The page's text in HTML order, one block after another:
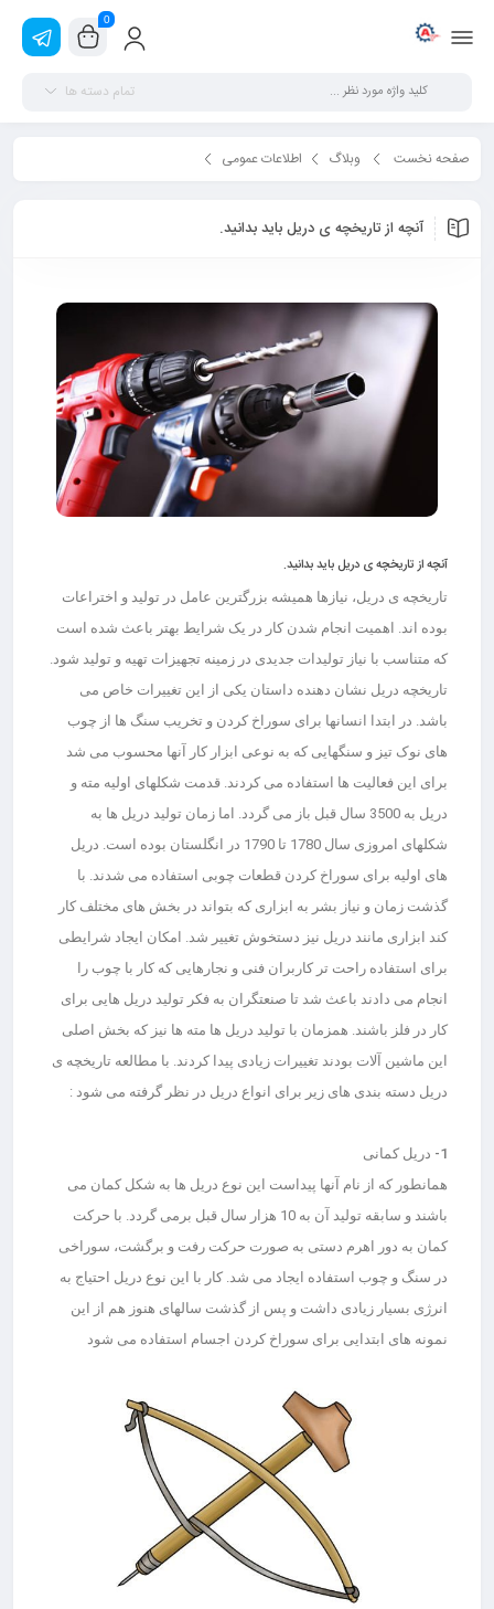
0
تمام دسته ها
صفحه نخست وبلاگ اطلاعات عمومی
آنچه از تاریخچه ی دریل باید بدانید.
آنچه از تاریخچه ی دریل باید بدانید.
تاریخچه ی دریل، نیازها همیشه بزرگترین عامل در تولید و اختراعات
بوده اند. اهمیت انجام شدن کار در یک شرایط بهتر باعث شده است
که متناسب با نیاز تولیدات جدیدی در زمینه تجهیزات تهیه و تولید شود.
تاریخچه دریل نشان دهنده داستان یکی از این تغییرات خاص می
باشد. در ابتدا انسانها برای سوراخ کردن و تخریب سنگ ها از چوب
های نوک تیز و سنگهایی که به نوعی ابزار کار آنها محسوب می شد
برای این فعالیت ها استفاده می کردند. قدمت شکلهای اولیه مته و
دریل به 3500 سال قبل باز می گردد. اما زمان تولید دریل ها به
شکلهای امروزی سال 1780 تا 1790 در انگلستان بوده است. دریل
های اولیه برای سوراخ کردن قطعات چوبی استفاده می شدند. با
گذشت زمان و نیاز بشر به ابزاری که بتواند در بخش های مختلف کار
کند ابزاری مانند دریل نیز دستخوش تغییر شد. امکان ایجاد شرایطی
برای استفاده راحت تر کاربران فنی و نجارهایی که کار با چوب را
انجام می دادند باعث شد تا صنعتگران به فکر تولید دریل هایی برای
کار در فلز باشند. همزمان با تولید دریل ها مته ها نیز که بخش اصلی
این ماشین آلات بودند تغییرات زیادی پیدا کردند. با مطالعه تاریخچه ی
دریل دسته بندی های زیر برای انواع دریل در نظر گرفته می شود :
1- دریل کمانی
همانطور که از نام آنها پیداست این نوع دریل ها به شکل کمان می
باشند و سابقه تولید آن به 10 هزار سال قبل برمی گردد. با حرکت
کمان به دور اهرم دستی به صورت حرکت رفت و برگشت، سوراخی
در سنگ و چوب استفاده ایجاد می شد. کار با این نوع دریل احتیاج به
انرژی بسیار زیادی داشت و پس از گذشت سالهای هنوز هم از این
نمونه های ابتدایی برای سوراخ کردن اجسام استفاده می شود